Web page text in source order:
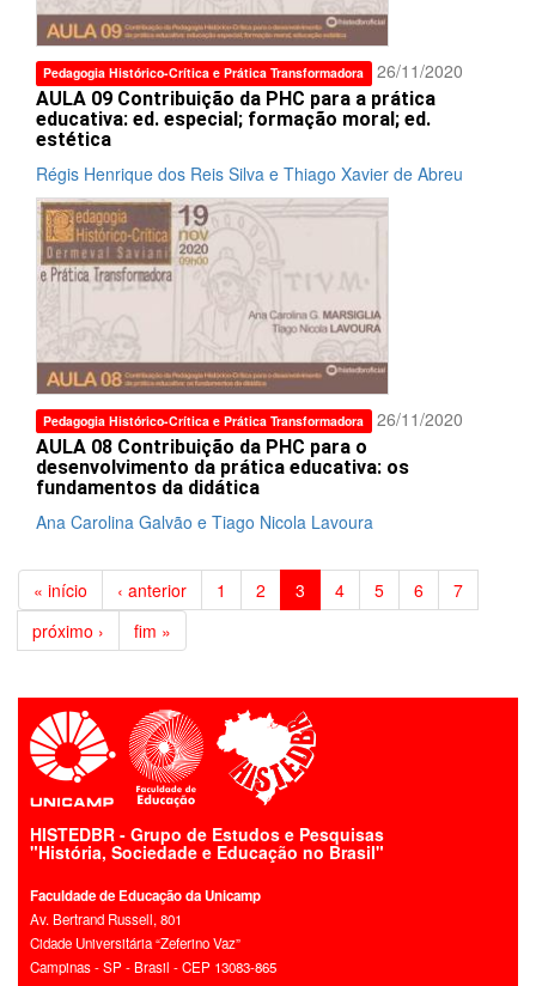
Pedagogia Histórico-Crítica e Prática Transformadora 26/11/2020
AULA 09 Contribuição da PHC para a prática
educativa: ed. especial; formação moral; ed.
estética
Régis Henrique dos Reis Silva e Thiago Xavier de Abreu
Pedagogia Histórico-Crítica e Prática Transformadora 26/11/2020
AULA 08 Contribuição da PHC para o
desenvolvimento da prática educativa: os
fundamentos da didática
Ana Carolina Galvão e Tiago Nicola Lavoura
« início ‹ anterior 1 2 3 4 5 6
7
próximo ›
fim »
HISTEDBR - Grupo de Estudos e Pesquisas
"História, Sociedade e Educação no Brasil"
Faculdade de Educação da Unicamp
Av. Bertrand Russell, 801
Cidade Universitária “Zeferino Vaz”
Campinas - SP - Brasil - CEP 13083-865